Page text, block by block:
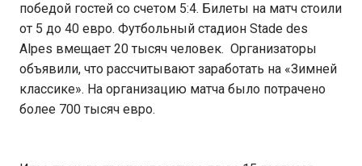
победой гостей со счетом 5:4. Билеты на матч стоили
от 5 до 40 евро. Футбольный стадион Stade des
Alpes вмещает 20 тысяч человек. Организаторы
объявили, что рассчитывают заработать на «Зимней
классике». На организацию матча было потрачено
более 700 тысяч евро.